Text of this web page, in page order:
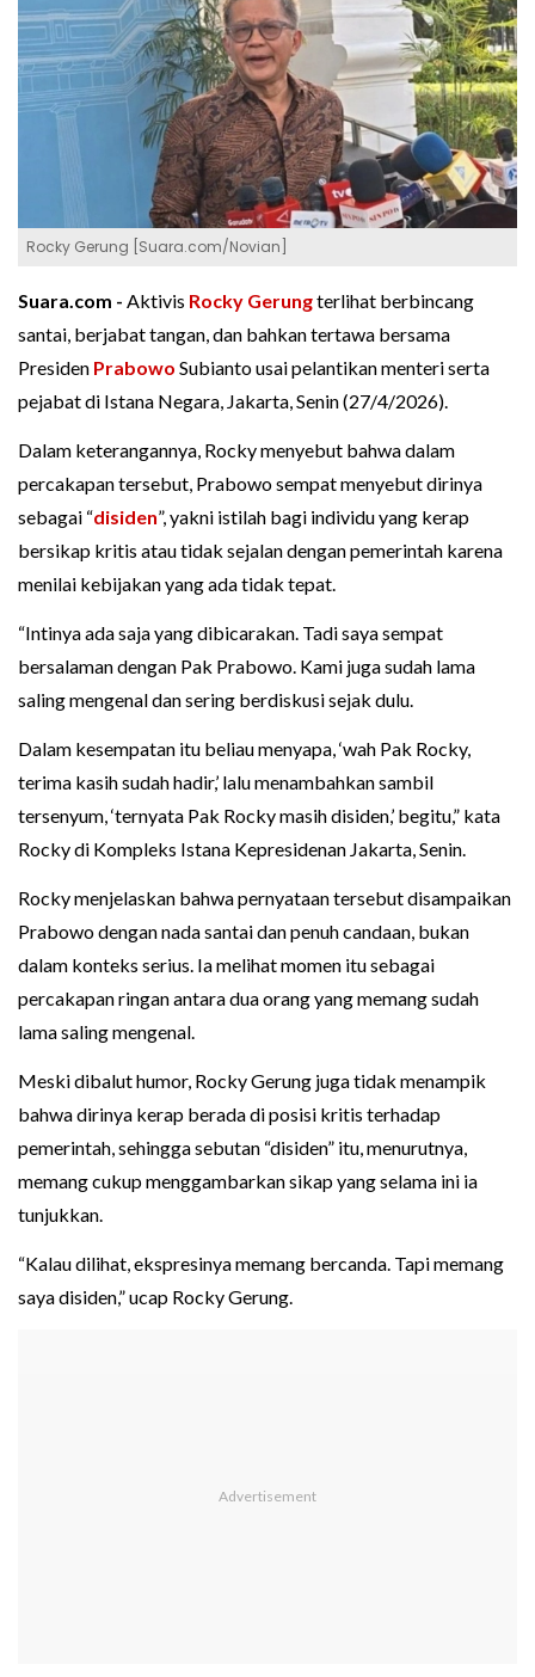
Rocky Gerung [Suara.com/Novian]
Suara.com - Aktivis Rocky Gerungterlihat berbincang
santai, berjabat tangan, dan bahkan tertawa bersama
Presiden Prabowo Subianto usai pelantikan menteri serta
pejabat di Istana Negara, Jakarta, Senin (27/4/2026).
Dalam keterangannya, Rocky menyebut bahwa dalam
percakapan tersebut, Prabowo sempat menyebut dirinya
sebagai “disiden”, yakni istilah bagi individu yang kerap
bersikap kritis atau tidak sejalan dengan pemerintah karena
menilai kebijakan yang ada tidak tepat.
“Intinya ada saja yang dibicarakan. Tadi saya sempat
bersalaman dengan Pak Prabowo. Kami juga sudah lama
saling mengenal dan sering berdiskusi sejak dulu.
Dalam kesempatan itu beliau menyapa, ‘wah Pak Rocky,
terima kasih sudah hadir,’ lalu menambahkan sambil
tersenyum, ‘ternyata Pak Rocky masih disiden,’ begitu,” kata
Rocky di Kompleks Istana Kepresidenan Jakarta, Senin.
Rocky menjelaskan bahwa pernyataan tersebut disampaikan
Prabowo dengan nada santai dan penuh candaan, bukan
dalam konteks serius. Ia melihat momen itu sebagai
percakapan ringan antara dua orang yang memang sudah
lama saling mengenal.
Meski dibalut humor, Rocky Gerung juga tidak menampik
bahwa dirinya kerap berada di posisi kritis terhadap
pemerintah, sehingga sebutan “disiden” itu, menurutnya,
memang cukup menggambarkan sikap yang selama ini ia
tunjukkan.
“Kalau dilihat, ekspresinya memang bercanda. Tapi memang
saya disiden,” ucap Rocky Gerung.